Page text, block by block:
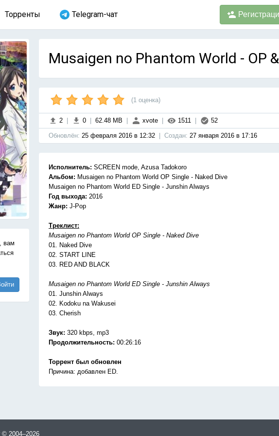
Торренты Telegram-чат
вам
Musaigen no Phantom World - OP
(1 оценка)
2 0 62.48 MB xvote 1511 52
Обновлён: 25 февраля 2016 в 12:32 Cоздан: 27 января 2016 в 17:16
Исполнитель: SCREEN mode, Azusa Tadokoro
Альбом: Musaigen no Phantom World OP Single - Naked Dive
Musaigen no Phantom World ED Single - Junshin Always
Год выхода: 2016
Жанр: J-Pop
Треклист:
Musaigen no Phantom World OP Single - Naked Dive
01. Naked Dive
02. START LINE
03. RED AND BLACK
Musaigen no Phantom World ED Single - Junshin Always
01. Junshin Always
02. Kodoku na Wakusei
03. Cherish
Звук: 320 kbps, mp3
Продолжительность: 00:26:16
Торрент был обновлен
Причина: добавлен ED.
© 2004–2026